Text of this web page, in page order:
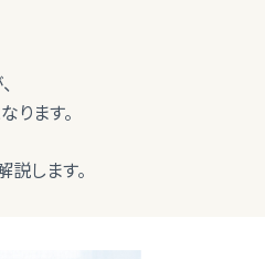
ます。
します。